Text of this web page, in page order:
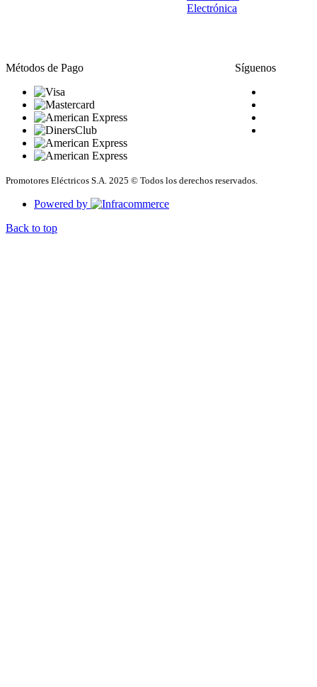
Electrónica
Métodos de Pago Síguenos
Promotores Eléctricos S.A. 2025 © Todos los derechos reservados.
Powered by
Back to top